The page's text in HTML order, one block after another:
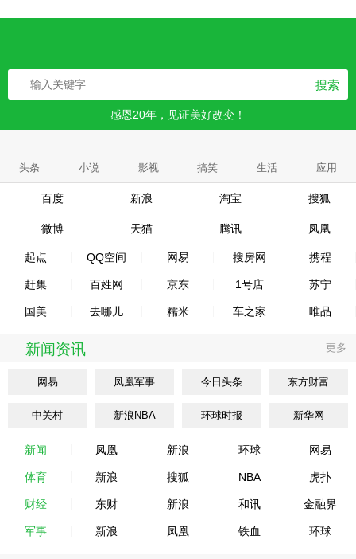
搜索
感恩20年，见证美好改变！
头条 小说 影视 搞笑 生活 应用
百度 新浪 淘宝 搜狐
微博 天猫 腾讯 凤凰
起点 QQ空间 网易 搜房网 携程
赶集 百姓网 京东 1号店 苏宁
国美 去哪儿 糯米 车之家 唯品
新闻资讯 更多
网易 凤凰军事 今日头条 东方财富
中关村 新浪NBA 环球时报 新华网
新闻 凤凰 新浪 环球 网易
体育 新浪 搜狐 NBA 虎扑
财经 东财 新浪 和讯 金融界
军事 新浪 凤凰 铁血 环球